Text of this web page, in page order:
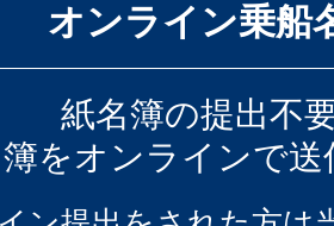
オンライン乗船
紙名簿の提出不
をオンラインで